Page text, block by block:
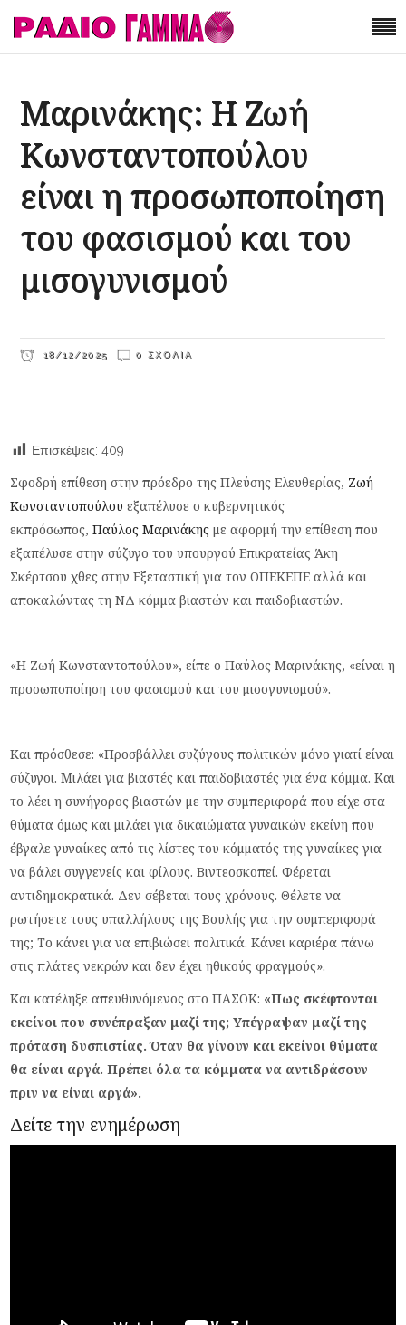
Μαρινάκης: Η Ζωή
Κωνσταντοπούλου
είναι η προσωποποίηση
του φασισμού και του
μισογυνισμού
18/12/2025 0 ΣΧΌΛΙΑ
Επισκέψεις: 409
Σφοδρή επίθεση στην πρόεδρο της Πλεύσης Ελευθερίας, Ζωή
Κωνσταντοπούλου εξαπέλυσε ο κυβερνητικός
εκπρόσωπος,Παύλος Μαρινάκης με αφορμή την επίθεση που
εξαπέλυσε στην σύζυγο του υπουργού Επικρατείας Άκη
Σκέρτσου χθες στην Εξεταστική για τον ΟΠΕΚΕΠΕ αλλά και
αποκαλώντας τη ΝΔ κόμμα βιαστών και παιδοβιαστών.
«Η Ζωή Κωνσταντοπούλου», είπε ο Παύλος Μαρινάκης, «είναι η
προσωποποίηση του φασισμού και του μισογυνισμού».
Και πρόσθεσε: «Προσβάλλει συζύγους πολιτικών μόνο γιατί είναι
σύζυγοι. Μιλάει για βιαστές και παιδοβιαστές για ένα κόμμα. Και
το λέει η συνήγορος βιαστών με την συμπεριφορά που είχε στα
θύματα όμως και μιλάει για δικαιώματα γυναικών εκείνη που
έβγαλε γυναίκες από τις λίστες του κόμματός της γυναίκες για
να βάλει συγγενείς και φίλους. Βιντεοσκοπεί. Φέρεται
αντιδημοκρατικά. Δεν σέβεται τους χρόνους. Θέλετε να
ρωτήσετε τους υπαλλήλους της Βουλής για την συμπεριφορά
της; Το κάνει για να επιβιώσει πολιτικά. Κάνει καριέρα πάνω
στις πλάτες νεκρών και δεν έχει ηθικούς φραγμούς».
Και κατέληξε απευθυνόμενος στο ΠΑΣΟΚ: «Πως σκέφτονται
εκείνοι που συνέπραξαν μαζί της; Υπέγραψαν μαζί της
πρόταση δυσπιστίας. Όταν θα γίνουν και εκείνοι θύματα
θα είναι αργά. Πρέπει όλα τα κόμματα να αντιδράσουν
πριν να είναι αργά».
Δείτε την ενημέρωση